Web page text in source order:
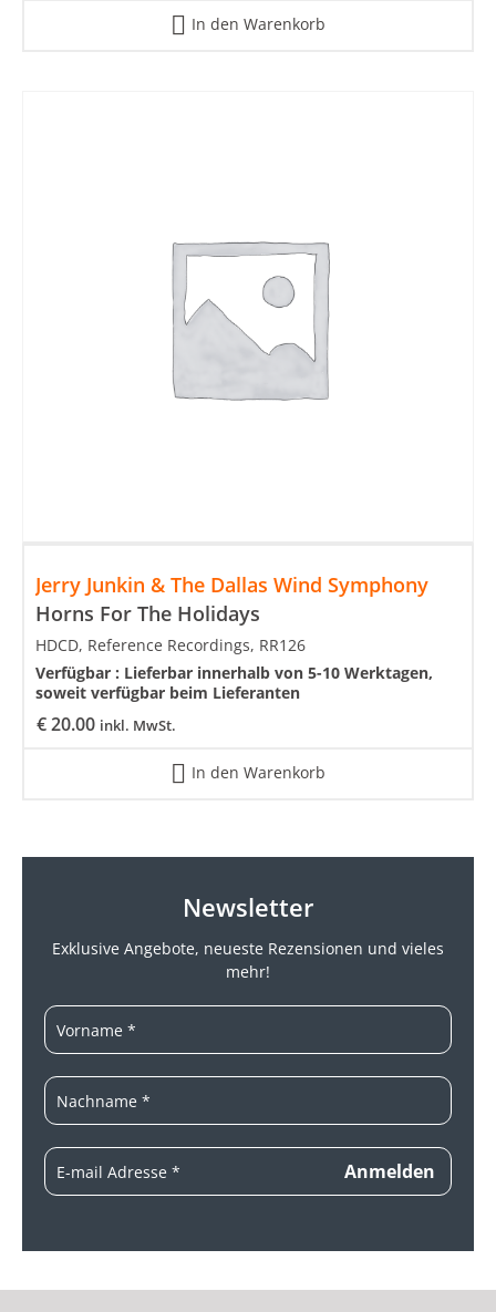
In den Warenkorb
Jerry Junkin & The Dallas Wind Symphony
Horns For The Holidays
€20.00 inkl. MwSt.
HDCD, Reference Recordings, RR126
Verfügbar : Lieferbar innerhalb von 5-10 Werktagen,
soweit verfügbar beim Lieferanten
In den Warenkorb
Newsletter
Exklusive Angebote, neueste Rezensionen und vieles
mehr!